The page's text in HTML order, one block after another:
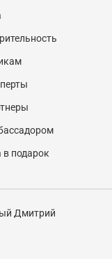
подарок
Дмитрий